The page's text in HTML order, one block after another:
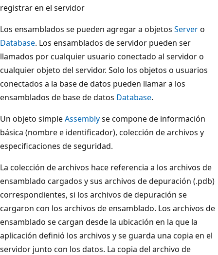
registrar en el servidor
Los ensamblados se pueden agregar a objetos Servero
Database. Los ensamblados de servidor pueden ser
llamados por cualquier usuario conectado al servidor o
cualquier objeto del servidor. Solo los objetos o usuarios
conectados a la base de datos pueden llamar a los
ensamblados de base de datos Database.
Un objeto simpleAssemblyse compone de información
básica (nombre e identificador), colección de archivos y
especificaciones de seguridad.
La colección de archivos hace referencia a los archivos de
ensamblado cargados y sus archivos de depuración (.pdb)
correspondientes, si los archivos de depuración se
cargaron con los archivos de ensamblado. Los archivos de
ensamblado se cargan desde la ubicación en la que la
aplicación definió los archivos y se guarda una copia en el
servidor junto con los datos. La copia del archivo de